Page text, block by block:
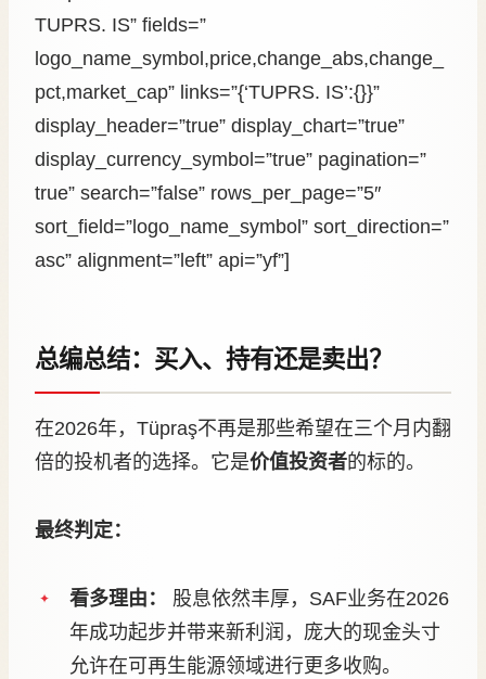
TUPRS. IS” fields=”
logo_name_symbol,price,change_abs,change_
pct,market_cap” links=”{‘TUPRS. IS’:{}}”
display_header=”true” display_chart=”true”
display_currency_symbol=”true” pagination=”
true” search=”false” rows_per_page=”5″
sort_field=”logo_name_symbol” sort_direction=”
asc” alignment=”left” api=”yf”]
总编总结：买入、持有还是卖出？
在2026年，Tüpraş不再是那些希望在三个月内翻
倍的投机者的选择。它是价值投资者的标的。
最终判定：
看多理由：
股息依然丰厚，SAF业务在2026
年成功起步并带来新利润，庞大的现金头寸
允许在可再生能源领域进行更多收购。